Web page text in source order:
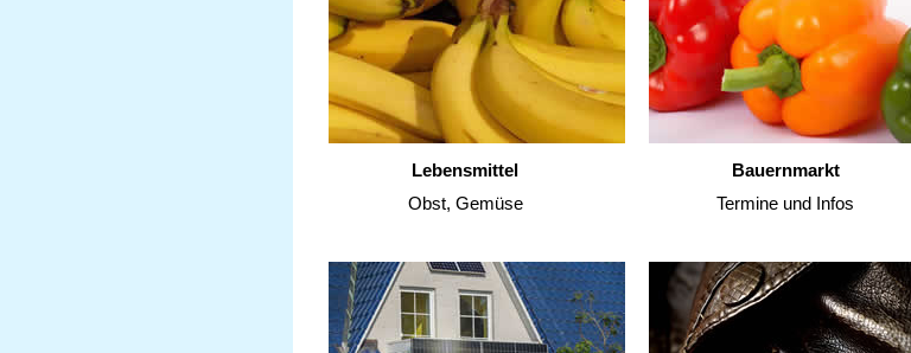
Lebensmittel
Obst, Gemüse
Bauernmarkt
Termine und Infos